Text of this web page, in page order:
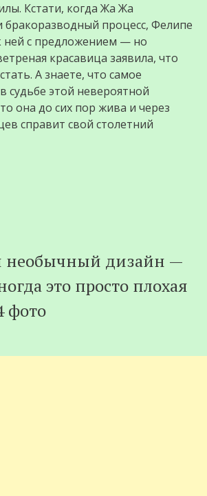
Кстати, когда Жа Жа
бракоразводный процесс, Фелипе
с предложением — но
красавица заявила, что
А знаете, что самое
судьбе этой невероятной
она до сих пор жива и через
справит свой столетний
необычный дизайн —
это просто плохая
фото